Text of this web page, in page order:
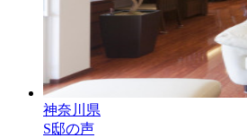
神奈川県
S邸の声